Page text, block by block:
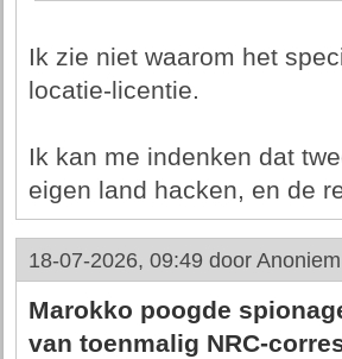
Ik zie niet waarom het
locatie-licentie.
Ik kan me indenken dat
eigen land hacken, en de
18-07-2026, 09:49 door Anoniem
Marokko poogde
van toenmalig NRC-